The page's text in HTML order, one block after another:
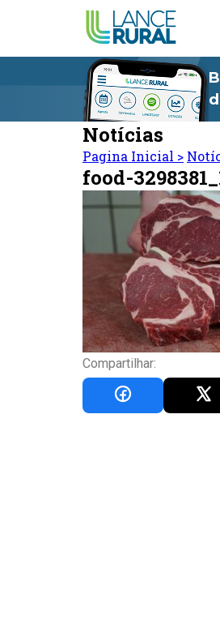
Notícias
Pagina Inicial >
food-
Compartilhar: